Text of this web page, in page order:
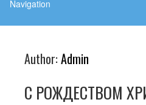
Author:Admin
С РОЖДЕСТВОМ